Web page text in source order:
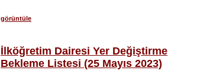
görüntüle
İlköğretim Dairesi Yer Değiştirme
Bekleme Listesi (25 Mayıs 2023)